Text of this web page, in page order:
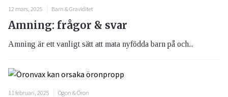
12 mars, 2025 Barn & Graviditet
Amning: frågor & svar
Amning är ett vanligt sätt att mata nyfödda barn på och...
11 februari, 2025 Ögon & Öron